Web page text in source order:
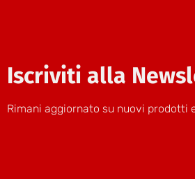
Iscriviti alla
Rimani aggiornato su nuovi prodotti